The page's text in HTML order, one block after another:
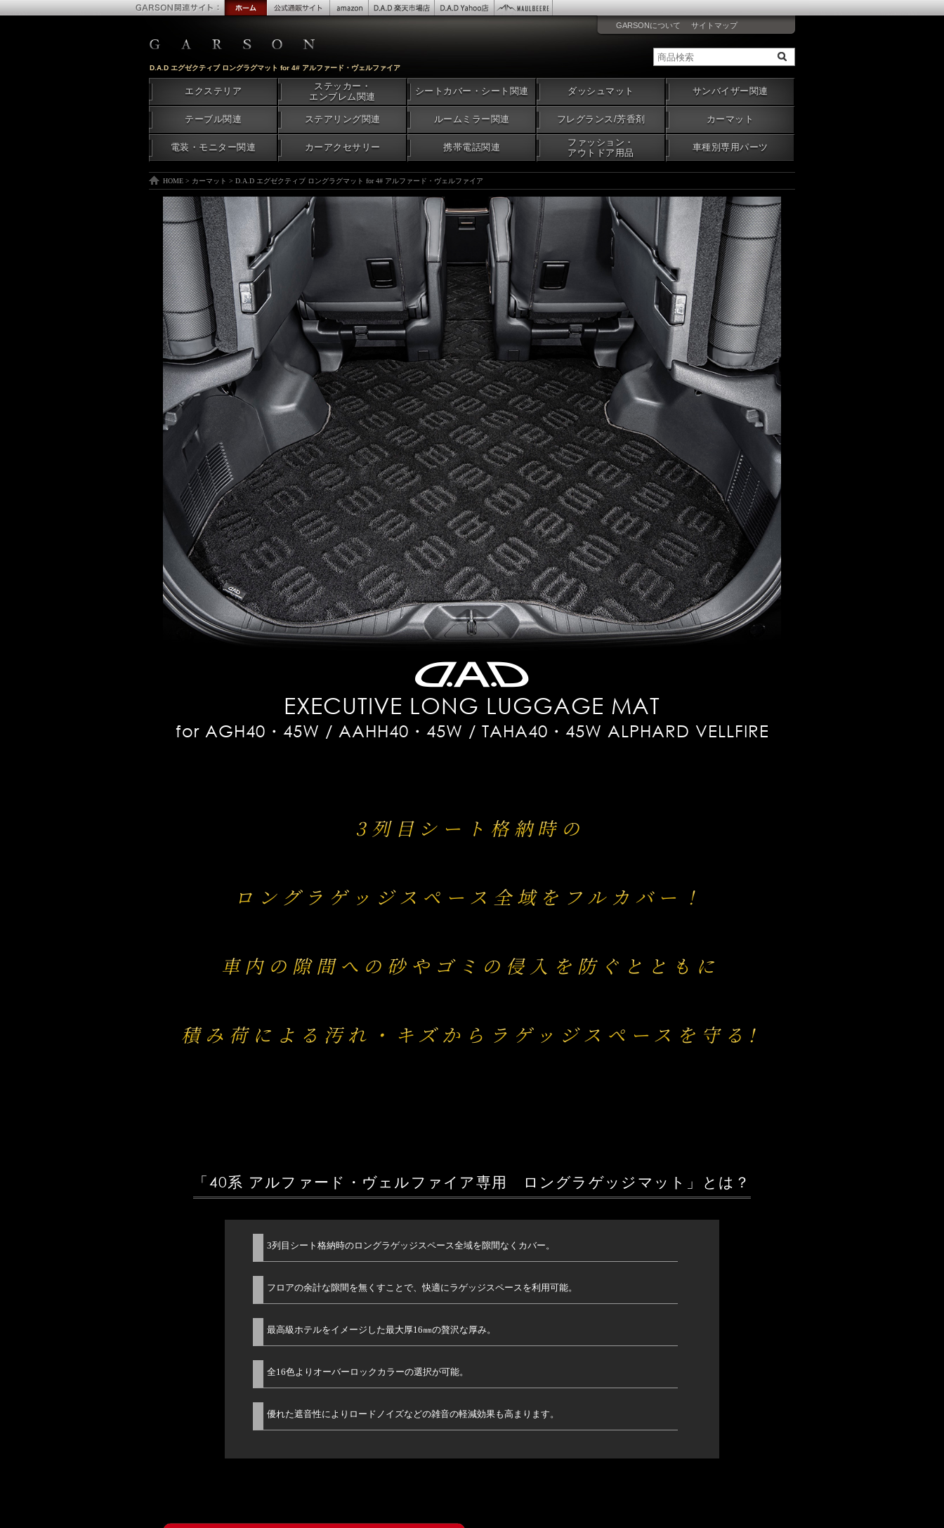
エクステリア
ステッカー・
エンブレム関連
シートカバー・シート関連 ダッシュマット サンバイザー関連
テーブル関連 ステアリング関連 ルームミラー関連 フレグランス/芳香剤 カーマット
電装・モニター関連 カーアクセサリー 携帯電話関連
ファッション・
アウトドア用品
車種別専用パーツ
GARSONについて サイトマップ
D.A.D エグゼクティブ ロングラグマット for 4# アルファード・ヴェルファイア
HOME > カーマット > D.A.D エグゼクティブ ロングラグマット for 4# アルファード・ヴェルファイア
EXECUTIVE LONG LUGGAGE MAT
for AGH40・45W / AAHH40・45W / TAHA40・45W ALPHARD VELLFIRE
3列目シート格納時の
ロングラゲッジスペース全域をフルカバー！
車内の隙間への砂やゴミの侵入を防ぐとともに
積み荷による汚れ・キズからラゲッジスペースを守る!
「40系 アルファード・ヴェルファイア専用 ロングラゲッジマット」とは？
3列目シート格納時のロングラゲッジスペース全域を隙間なくカバー。
フロアの余計な隙間を無くすことで、快適にラゲッジスペースを利用可能。
最高級ホテルをイメージした最大厚16㎜の贅沢な厚み。
全16色よりオーバーロックカラーの選択が可能。
優れた遮音性によりロードノイズなどの雑音の軽減効果も高まります。